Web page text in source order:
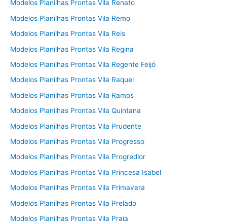
Modelos Planilhas Prontas Vila Renato
Modelos Planilhas Prontas Vila Remo
Modelos Planilhas Prontas Vila Reis
Modelos Planilhas Prontas Vila Regina
Modelos Planilhas Prontas Vila Regente Feijó
Modelos Planilhas Prontas Vila Raquel
Modelos Planilhas Prontas Vila Ramos
Modelos Planilhas Prontas Vila Quintana
Modelos Planilhas Prontas Vila Prudente
Modelos Planilhas Prontas Vila Progresso
Modelos Planilhas Prontas Vila Progredior
Modelos Planilhas Prontas Vila Princesa Isabel
Modelos Planilhas Prontas Vila Primavera
Modelos Planilhas Prontas Vila Prelado
Modelos Planilhas Prontas Vila Praia